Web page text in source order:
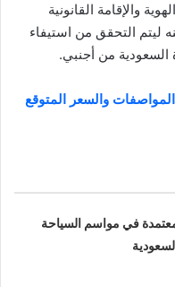
والإقامة القانونية
ليتم التحقق من استيفاء
السعودية من أجنبي.
آيفون 16 وأهم المواصفات والسعر المتوقع
في مواسم السياحة